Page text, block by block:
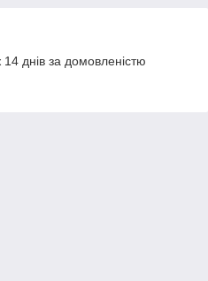
днів за домовленістю